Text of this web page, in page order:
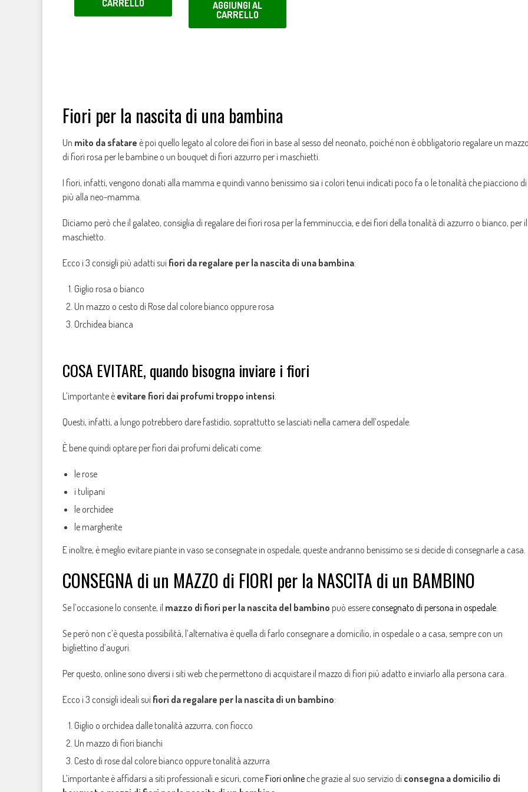
CARRELLO
AGGIUNGI AL
CARRELLO
Fiori per la nascita di una bambina
Un mito da sfatare è poi quello legato al colore dei fiori in base al sesso del neonato, poiché non è obbligatorio regalare un
di fiori rosa per le bambine o un bouquet di fiori azzurro per i maschietti.
I fiori, infatti, vengono donati alla mamma e quindi vanno benissimo sia i colori tenui indicati poco fa o le tonalità che piacciono di
più alla neo-mamma.
Diciamo però che il galateo, consiglia di regalare dei fiori rosa per la femminuccia, e dei fiori della tonalità di azzurro o bianco, per il
maschietto.
Ecco i 3 consigli più adatti sui fiori da regalare per la nascita di una bambina:
Giglio rosa o bianco
Un mazzo o cesto di Rose dal colore bianco oppure rosa
Orchidea bianca
COSA EVITARE, quando bisogna inviare i fiori
L’importante è evitare fiori dai profumi troppo intensi
Questi, infatti, a lungo potrebbero dare fastidio, soprattutto se lasciati nella camera dell’ospedale.
È bene quindi optare per fiori dai profumi delicati come:
le rose
i tulipani
le orchidee
le margherite
E inoltre, è meglio evitare piante in vaso se consegnate in ospedale, queste andranno benissimo se si decide di consegnarle a casa.
CONSEGNA di un MAZZO di FIORI per la NASCITA di un BAMBINO
Se l’occasione lo consente, il mazzo di fiori per la nascita del bambino può essereconsegnato di persona in ospedale
Se però non c’è questa possibilità, l’alternativa è quella di farlo consegnare a domicilio, in ospedale o a casa, sempre con un
bigliettino d’auguri.
Per questo, online sono diversi i siti web che permettono di acquistare il mazzo di fiori più adatto e inviarlo alla persona cara.
Ecco i 3 consigli ideali sui fiori da regalare per la nascita di un bambino:
Giglio o orchidea dalle tonalità azzurra, con fiocco
Un mazzo di fiori bianchi
Cesto di rose dal colore bianco oppure tonalità azzurra
L’importante è affidarsi a siti professionali e sicuri, comeFiori online che grazie al suo servizio di consegna a domicilio di